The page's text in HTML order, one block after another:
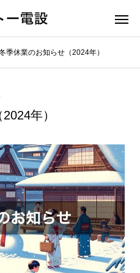
季休業のお知らせ（2024年）
年）